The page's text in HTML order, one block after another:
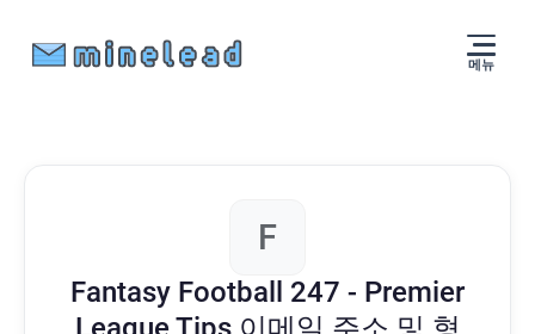
메뉴
F
Fantasy Football 247 - Premier